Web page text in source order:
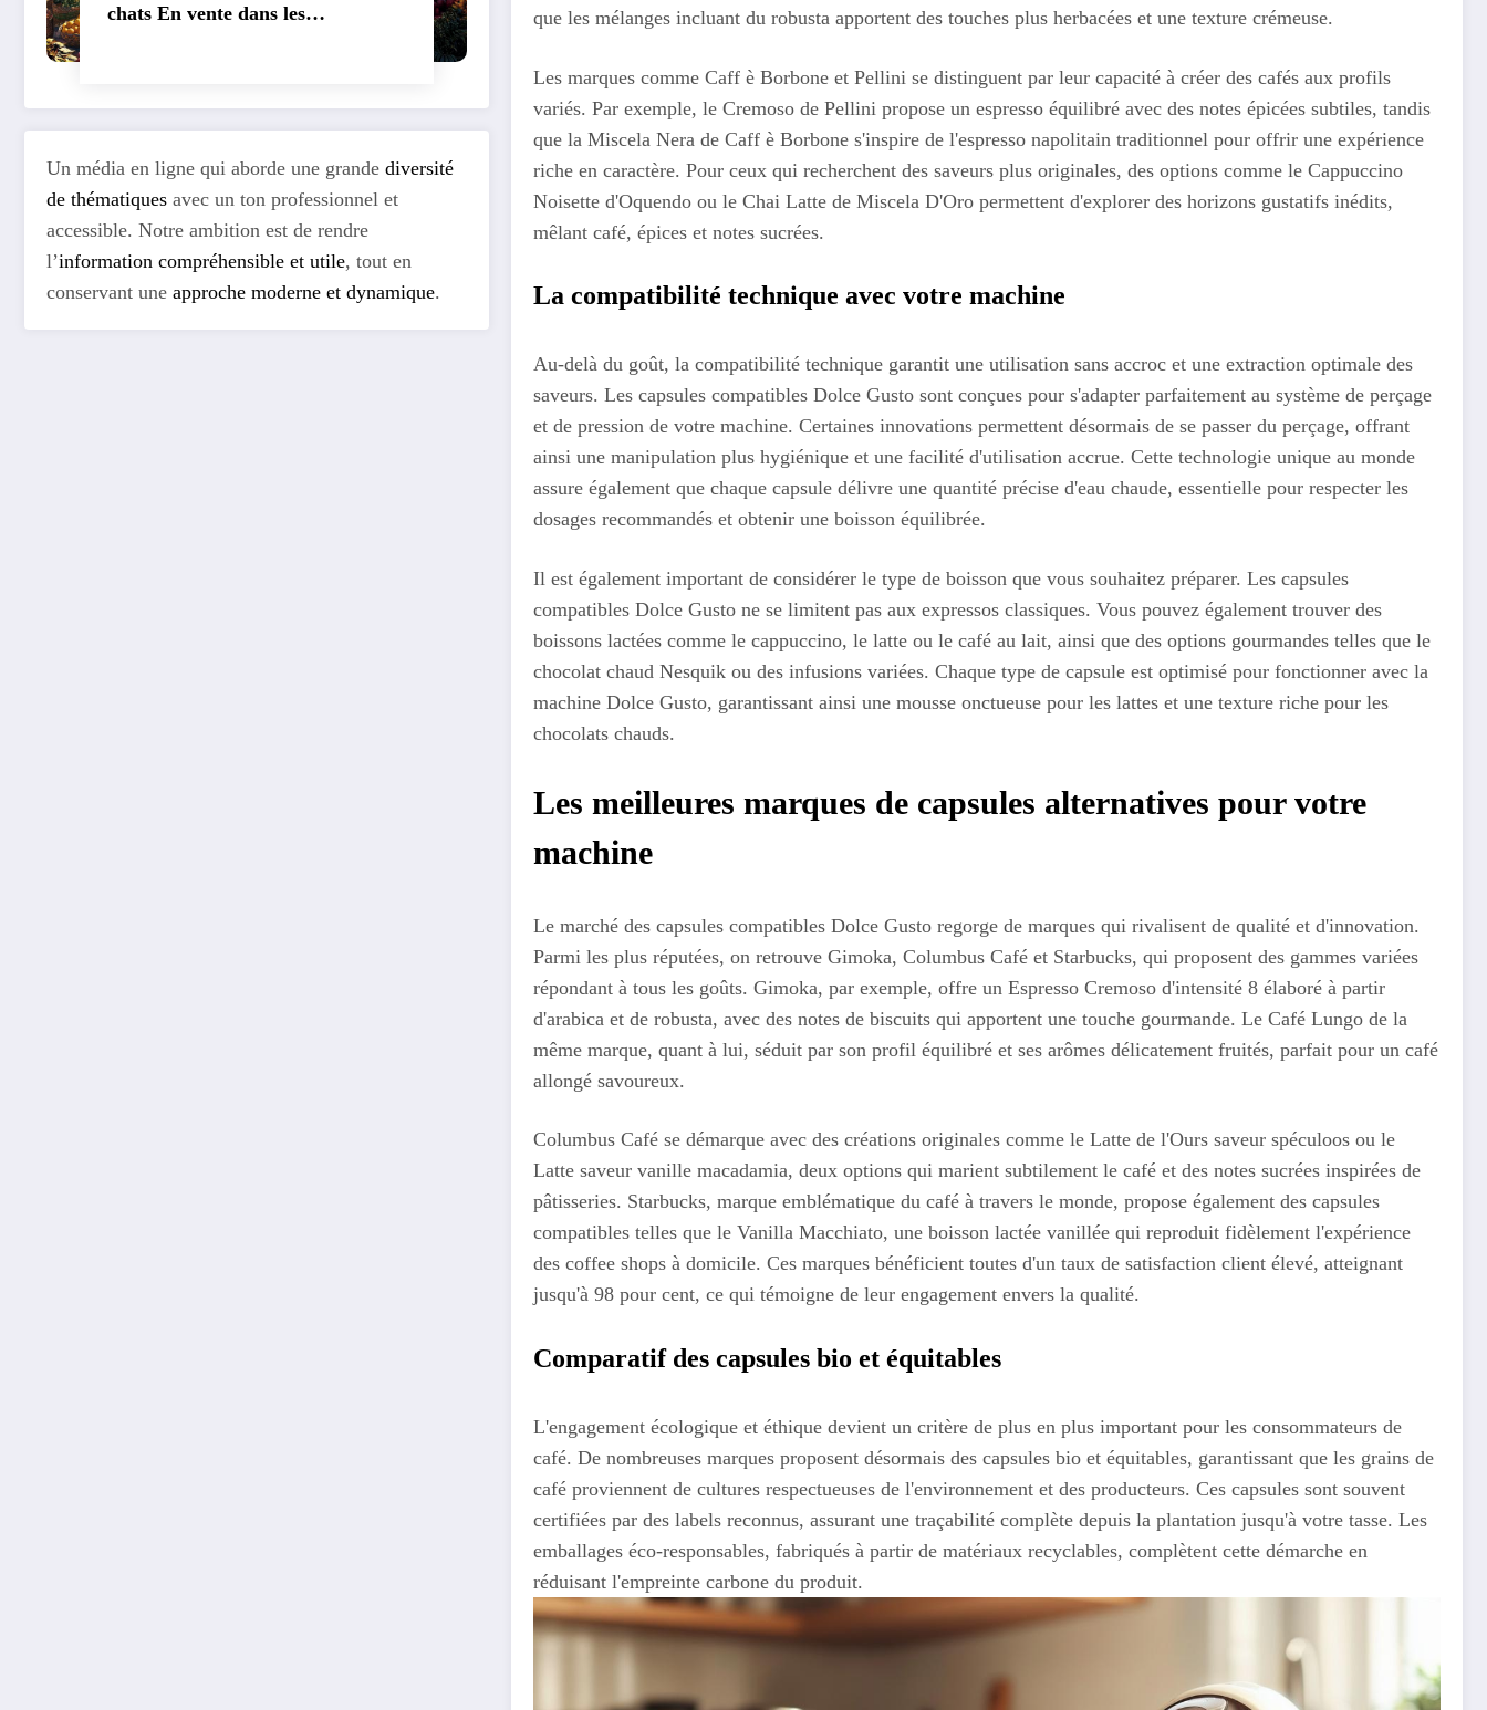
chats En vente dans les
Un média en ligne qui aborde une grande diversité
de thématiques avec un ton professionnel et
accessible. Notre ambition est de rendre
l’information compréhensible et utile, tout en
conservant une approche moderne et dynamique.
que les mélanges incluant du robusta apportent des touches plus herbacées et une texture crémeuse.
Les marques comme Caff è Borbone et Pellini se distinguent par leur capacité à créer des cafés aux profils
variés. Par exemple, le Cremoso de Pellini propose un espresso équilibré avec des notes épicées subtiles, tandis
que la Miscela Nera de Caff è Borbone s'inspire de l'espresso napolitain traditionnel pour offrir une expérience
riche en caractère. Pour ceux qui recherchent des saveurs plus originales, des options comme le Cappuccino
Noisette d'Oquendo ou le Chai Latte de Miscela D'Oro permettent d'explorer des horizons gustatifs inédits,
mêlant café, épices et notes sucrées.
La compatibilité technique avec votre machine
Au-delà du goût, la compatibilité technique garantit une utilisation sans accroc et une extraction optimale des
saveurs. Les capsules compatibles Dolce Gusto sont conçues pour s'adapter parfaitement au système de perçage
et de pression de votre machine. Certaines innovations permettent désormais de se passer du perçage, offrant
ainsi une manipulation plus hygiénique et une facilité d'utilisation accrue. Cette technologie unique au monde
assure également que chaque capsule délivre une quantité précise d'eau chaude, essentielle pour respecter les
dosages recommandés et obtenir une boisson équilibrée.
Il est également important de considérer le type de boisson que vous souhaitez préparer. Les capsules
compatibles Dolce Gusto ne se limitent pas aux expressos classiques. Vous pouvez également trouver des
boissons lactées comme le cappuccino, le latte ou le café au lait, ainsi que des options gourmandes telles que le
chocolat chaud Nesquik ou des infusions variées. Chaque type de capsule est optimisé pour fonctionner avec la
machine Dolce Gusto, garantissant ainsi une mousse onctueuse pour les lattes et une texture riche pour les
chocolats chauds.
Les meilleures marques de capsules alternatives pour votre
machine
Le marché des capsules compatibles Dolce Gusto regorge de marques qui rivalisent de qualité et d'innovation.
Parmi les plus réputées, on retrouve Gimoka, Columbus Café et Starbucks, qui proposent des gammes variées
répondant à tous les goûts. Gimoka, par exemple, offre un Espresso Cremoso d'intensité 8 élaboré à partir
d'arabica et de robusta, avec des notes de biscuits qui apportent une touche gourmande. Le Café Lungo de la
même marque, quant à lui, séduit par son profil équilibré et ses arômes délicatement fruités, parfait pour un café
allongé savoureux.
Columbus Café se démarque avec des créations originales comme le Latte de l'Ours saveur spéculoos ou le
Latte saveur vanille macadamia, deux options qui marient subtilement le café et des notes sucrées inspirées de
pâtisseries. Starbucks, marque emblématique du café à travers le monde, propose également des capsules
compatibles telles que le Vanilla Macchiato, une boisson lactée vanillée qui reproduit fidèlement l'expérience
des coffee shops à domicile. Ces marques bénéficient toutes d'un taux de satisfaction client élevé, atteignant
jusqu'à 98 pour cent, ce qui témoigne de leur engagement envers la qualité.
Comparatif des capsules bio et équitables
L'engagement écologique et éthique devient un critère de plus en plus important pour les consommateurs de
café. De nombreuses marques proposent désormais des capsules bio et équitables, garantissant que les grains de
café proviennent de cultures respectueuses de l'environnement et des producteurs. Ces capsules sont souvent
certifiées par des labels reconnus, assurant une traçabilité complète depuis la plantation jusqu'à votre tasse. Les
emballages éco-responsables, fabriqués à partir de matériaux recyclables, complètent cette démarche en
réduisant l'empreinte carbone du produit.